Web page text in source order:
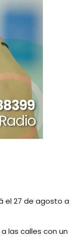
el 27 de agosto a
las calles con un